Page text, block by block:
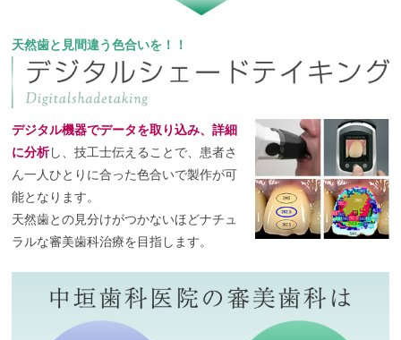
天然歯と見間違う色合いを！！
デジタル機器でデータを取り込み、詳細
に分析し、技工士伝えることで、患者さ
ん一人ひとりに合った色合いで製作が可
能となります。
天然歯との見分けがつかないほどナチュ
ラルな審美歯科治療を目指します。